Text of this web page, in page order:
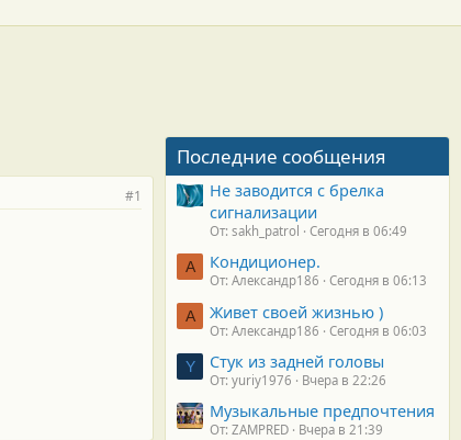
#1
Последние сообщения
Не заводится с брелка
сигнализации
От: sakh_patrol Сегодня в 06:49
А Кондиционер.
От: Александр186 Сегодня в 06:13
А Живет своей жизнью )
От: Александр186 Сегодня в 06:03
Y Стук из задней головы
От: yuriy1976 Вчера в 22:26
Музыкальные предпочтения
От: ZAMPRED Вчера в 21:39